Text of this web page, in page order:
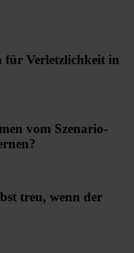
für Verletzlichkeit in
vom Szenario-
treu, wenn der